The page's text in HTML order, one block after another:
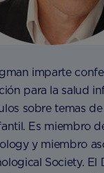
imparte
para la salud
sobre temas
Es miembro
y miembro
Society. El